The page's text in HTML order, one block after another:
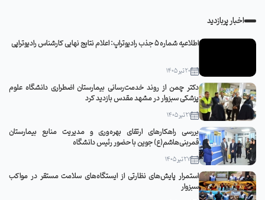
اخبار پربازدید
اطلاعیه شماره 5 جذب رادیوتراپ: اعلام نتایج نهایی کارشناس رادیوتراپی
20 تیر 1405
دکتر چمن از روند خدمت‌رسانی بیمارستان اضطراری دانشگاه علوم
پزشکی سبزوار در مشهد مقدس بازدید کرد
21 تیر 1405
بررسی راهکارهای ارتقای بهره‌وری و مدیریت منابع بیمارستان
قمربنی‌هاشم(ع) جوین با حضور رئیس دانشگاه
27 تیر 1405
استمرار پایش‌های نظارتی از ایستگاه‌های سلامت مستقر در مواکب
سبزوار